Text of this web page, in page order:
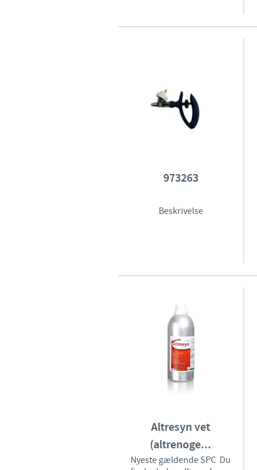
973263
Beskrivelse
Altresyn vet
(altrenoge...
Nyeste gældende SPC Du